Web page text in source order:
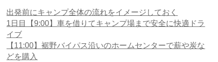
出発前にキャンプ全体の流れをイメージしておく
1日目【9:00】車を借りてキャンプ場まで安全に快適ドラ
イブ
【11:00】裾野バイパス沿いのホームセンターで薪や炭な
どを購入